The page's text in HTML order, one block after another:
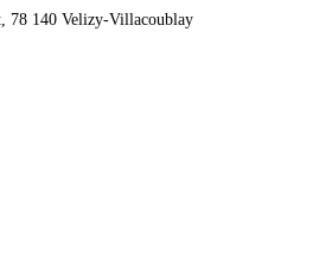
78 140 Velizy-Villacoublay